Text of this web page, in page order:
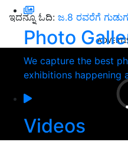
Photo
We capture the best
exhibitions happening
Videos
ಇದನ್ನೂ ಓದಿ: ಜ.8 ರವರೆಗೆ